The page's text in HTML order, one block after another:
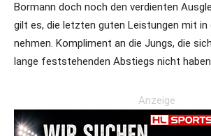
Bormann doch noch den verdienten
gilt es, die letzten guten Leistungen mit in
nehmen. Kompliment an die Jungs, die
lange feststehenden Abstiegs nicht haben
Anzeige